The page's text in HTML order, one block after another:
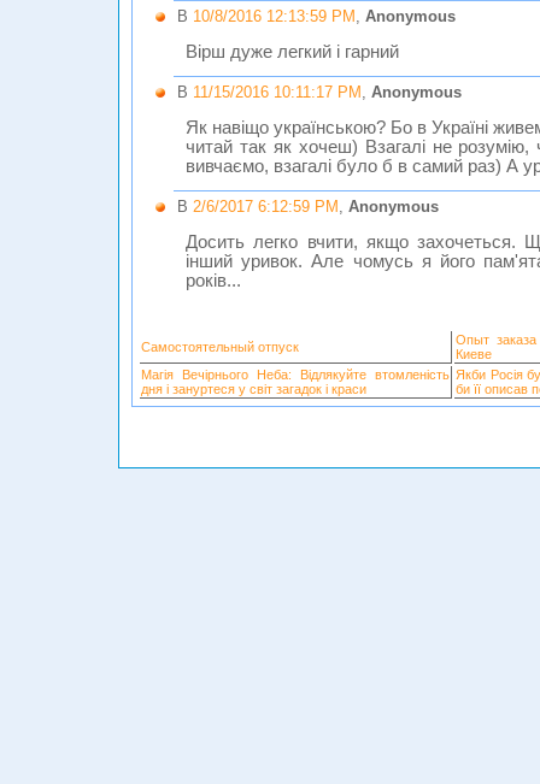
В 10/8/2016 12:13:59 PM , Anonymous
Вірш дуже легкий і гарний
В 11/15/2016 10:11:17 PM , Anonymous
Як навіщо українською? Бо в Україні
читай так як хочеш) Взагалі не
вивчаємо, взагалі було б в самий раз) А
В 2/6/2017 6:12:59 PM , Anonymous
Досить легко вчити, якщо захочеться.
інший уривок. Але чомусь я його
років...
Самостоятельный отпуск
Опыт
Киеве
Магія Вечірнього Неба: Відлякуйте втомленість
дня і зануртеся у світ загадок і краси
Якби Росія
би її описав